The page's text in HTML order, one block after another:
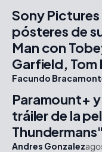
Sony Pictures
pósteres de
Man con
Garfield, Tom
Facundo
Paramount+
tráiler de la
Thundermans"
Andres Gonzalez